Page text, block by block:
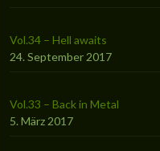
Vol.34 – Hell awaits
24. September 2017
Vol.33 – Back in Metal
5. März 2017